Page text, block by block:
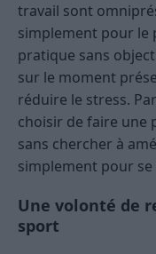
travail sont
simplement pour le
pratique sans
sur le moment
réduire le stress.
choisir de faire une
sans chercher à
simplement pour
Une volonté de
sport